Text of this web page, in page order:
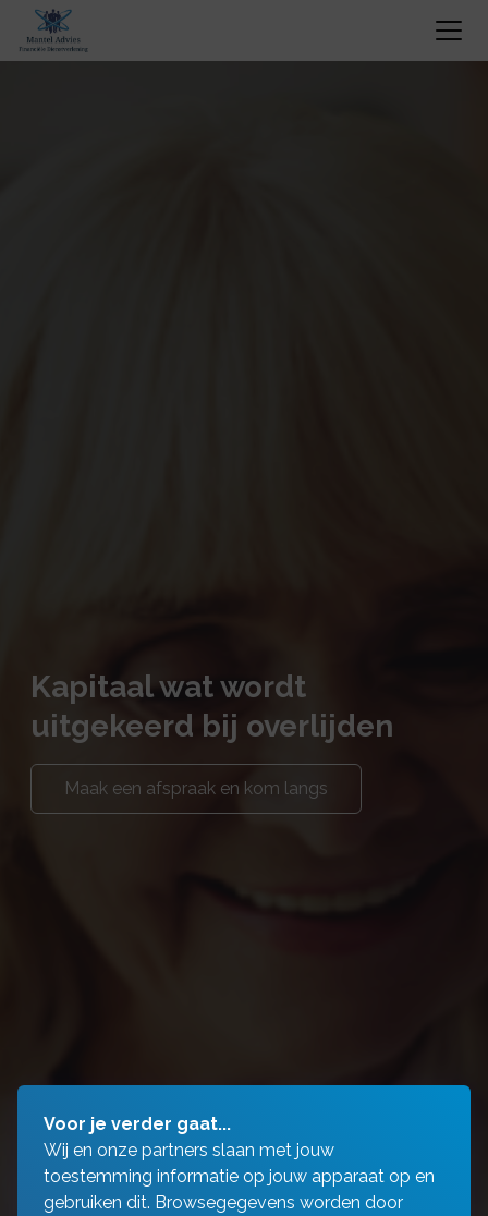
Kapitaal wat wordt
uitgekeerd bij overlijden
Maak een afspraak en kom langs
Voor je verder gaat...
Wij en onze partners slaan met jouw
toestemming informatie op jouw apparaat op en
gebruiken dit. Browsegegevens worden door